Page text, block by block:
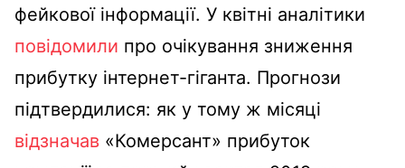
фейкової інформації. У квітні аналітики
повідомили про очікування зниження
прибутку інтернет-гіганта. Прогнози
підтвердилися: як у тому ж місяці
відзначав «Комерсант» прибуток